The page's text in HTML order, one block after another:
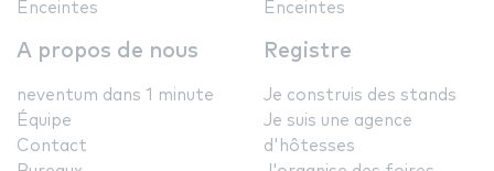
Enceintes
Enceintes
A propos de nous
neventum dans 1 minute
Équipe
Contact
Registre
Je construis des stands
Je suis une agence
d'hôtesses